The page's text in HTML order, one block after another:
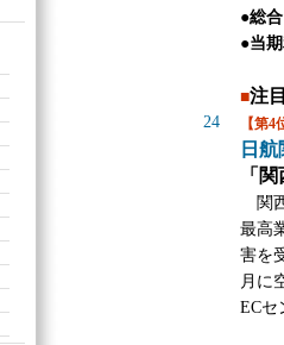
●総
●当
■注
24 【第4
日
「
関
最高
害を
月に
ECセ